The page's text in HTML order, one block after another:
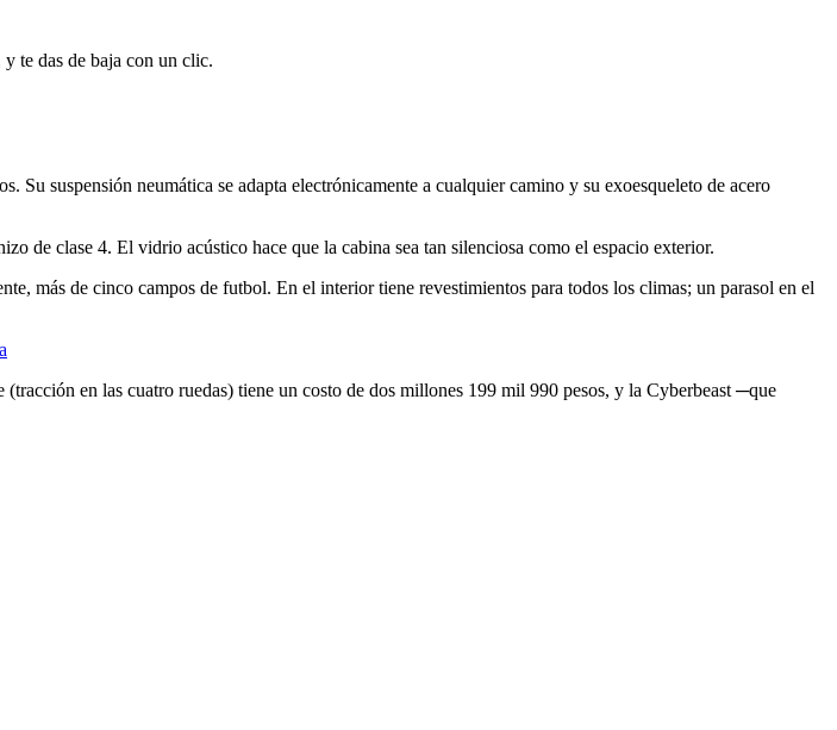
te das de baja con un clic.
suspensión neumática se adapta electrónicamente a cualquier camino y su exoesqueleto de acero
de clase 4. El vidrio acústico hace que la cabina sea tan silenciosa como el espacio exterior.
más de cinco campos de futbol. En el interior tiene revestimientos para todos los climas; un parasol en el
en las cuatro ruedas) tiene un costo de dos millones 199 mil 990 pesos, y la Cyberbeast ─que